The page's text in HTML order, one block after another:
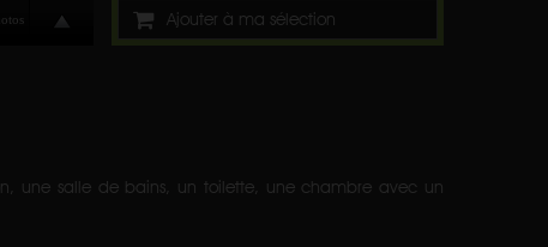
Ajouter à ma sélection
une salle de bains, un toilette, une chambre avec un